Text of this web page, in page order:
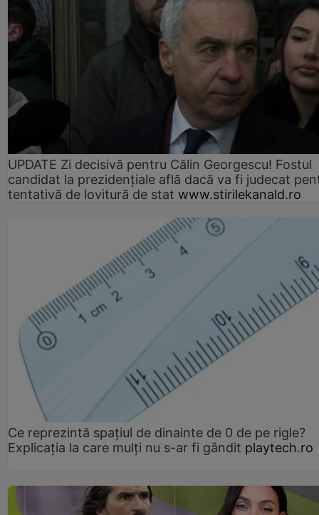
UPDATE Zi decisivă pentru Călin Georgescu! Fostul
candidat la prezidențiale află dacă va fi judecat
tentativă de lovitură de stat www.stirilekanald.ro
Ce reprezintă spaţiul de dinainte de 0 de pe rigle?
Explicaţia la care mulţi nu s-ar fi gândit playtech.ro